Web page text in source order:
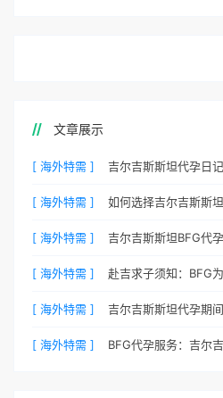
文章展示
[ 海外特需 ] 吉尔吉斯斯坦代孕日
[ 海外特需 ] 如何选择吉尔吉斯斯
[ 海外特需 ]
[ 海外特需 ] 赴吉求子须知：BFG
[ 海外特需 ]
[ 海外特需 ]